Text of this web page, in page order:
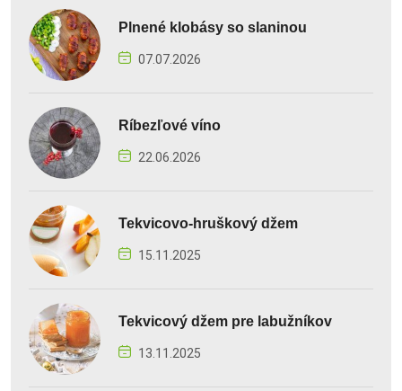
Plnené klobásy so slaninou
07.07.2026
Ríbezľové víno
22.06.2026
Tekvicovo-hruškový džem
15.11.2025
Tekvicový džem pre labužníkov
13.11.2025